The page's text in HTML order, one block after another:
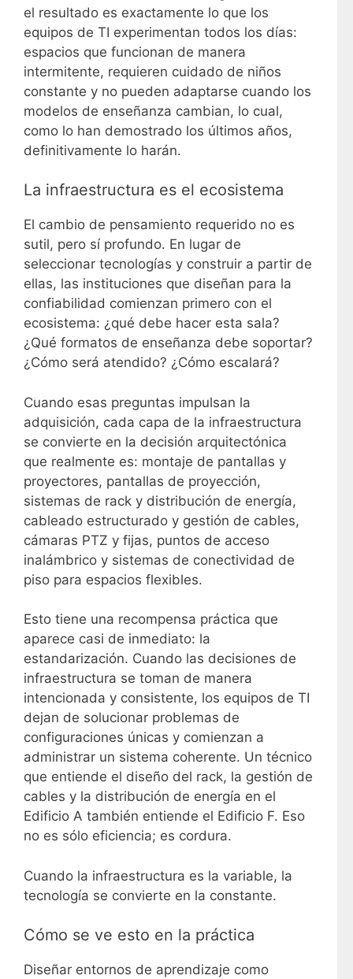
el resultado es exactamente lo que los
equipos de TI experimentan todos los días:
espacios que funcionan de manera
intermitente, requieren cuidado de niños
constante y no pueden adaptarse cuando los
modelos de enseñanza cambian, lo cual,
como lo han demostrado los últimos años,
definitivamente lo harán.
La infraestructura es el ecosistema
El cambio de pensamiento requerido no es
sutil, pero sí profundo. En lugar de
seleccionar tecnologías y construir a partir de
ellas, las instituciones que diseñan para la
confiabilidad comienzan primero con el
ecosistema: ¿qué debe hacer esta sala?
¿Qué formatos de enseñanza debe soportar?
¿Cómo será atendido? ¿Cómo escalará?
Cuando esas preguntas impulsan la
adquisición, cada capa de la infraestructura
se convierte en la decisión arquitectónica
que realmente es: montaje de pantallas y
proyectores, pantallas de proyección,
sistemas de rack y distribución de energía,
cableado estructurado y gestión de cables,
cámaras PTZ y fijas, puntos de acceso
inalámbrico y sistemas de conectividad de
piso para espacios flexibles.
Esto tiene una recompensa práctica que
aparece casi de inmediato: la
estandarización. Cuando las decisiones de
infraestructura se toman de manera
intencionada y consistente, los equipos de TI
dejan de solucionar problemas de
configuraciones únicas y comienzan a
administrar un sistema coherente. Un técnico
que entiende el diseño del rack, la gestión de
cables y la distribución de energía en el
Edificio A también entiende el Edificio F. Eso
no es sólo eficiencia; es cordura.
Cuando la infraestructura es la variable, la
tecnología se convierte en la constante.
Cómo se ve esto en la práctica
Diseñar entornos de aprendizaje como